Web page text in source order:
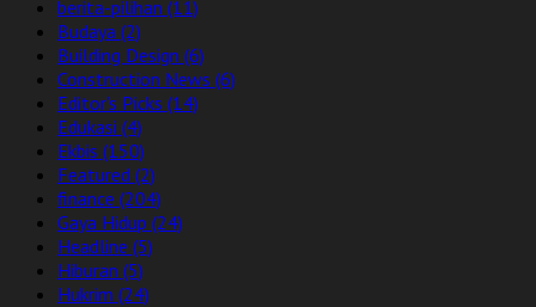
berita-pilihan (11)
Budaya (2)
Building Design (6)
Construction News (6)
Editor's Picks (14)
Edukasi (4)
Ekbis (150)
Featured (2)
finance (204)
Gaya Hidup (24)
Headline (5)
Hiburan (5)
Hukrim (24)